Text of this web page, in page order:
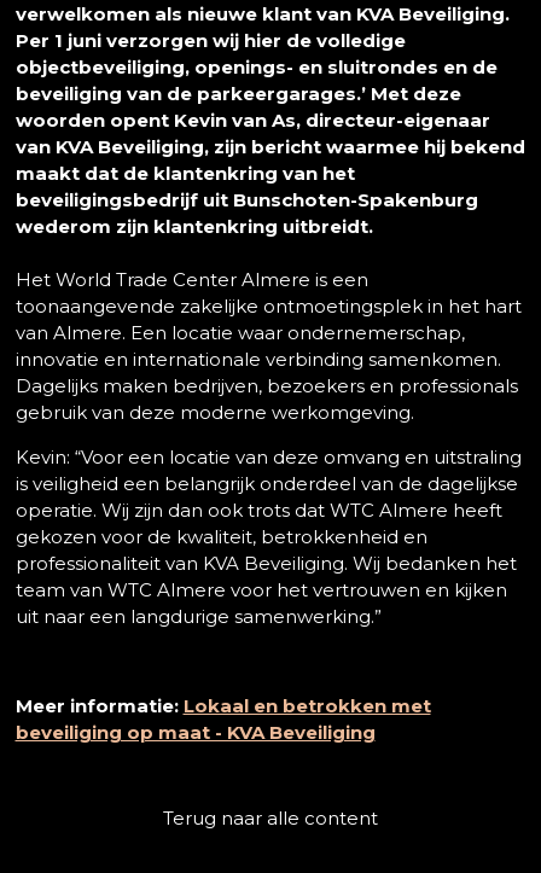
verwelkomen als nieuwe klant van KVA Beveiliging.
Per 1 juni verzorgen wij hier de volledige
objectbeveiliging, openings- en sluitrondes en de
beveiliging van de parkeergarages.’ Met deze
woorden opent Kevin van As, directeur-eigenaar
van KVA Beveiliging, zijn bericht waarmee hij bekend
maakt dat de klantenkring van het
beveiligingsbedrijf uit Bunschoten-Spakenburg
wederom zijn klantenkring uitbreidt.
Het World Trade Center Almere is een
toonaangevende zakelijke ontmoetingsplek in het hart
van Almere. Een locatie waar ondernemerschap,
innovatie en internationale verbinding samenkomen.
Dagelijks maken bedrijven, bezoekers en professionals
gebruik van deze moderne werkomgeving.
Kevin: “Voor een locatie van deze omvang en uitstraling
is veiligheid een belangrijk onderdeel van de dagelijkse
operatie. Wij zijn dan ook trots dat WTC Almere heeft
gekozen voor de kwaliteit, betrokkenheid en
professionaliteit van KVA Beveiliging. Wij bedanken het
team van WTC Almere voor het vertrouwen en kijken
uit naar een langdurige samenwerking.”
Meer informatie: Lokaal en betrokken met
beveiliging op maat - KVA Beveiliging
Terug naar alle content